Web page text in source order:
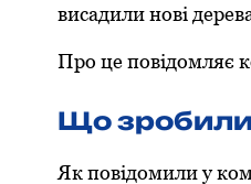
висадили нові
Про це повідомляє
Що зробили
Як повідомили у